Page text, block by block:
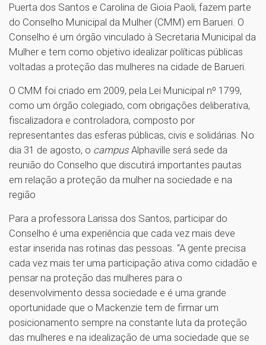
Puerta dos Santos e Carolina de Gioia Paoli, fazem parte
do Conselho Municipal da Mulher (CMM) em Barueri. O
Conselho é um órgão vinculado à Secretaria Municipal da
Mulher e tem como objetivo idealizar políticas públicas
voltadas a proteção das mulheres na cidade de Barueri.
O CMM foi criado em 2009, pela Lei Municipal nº 1799,
como um órgão colegiado, com obrigações deliberativa,
fiscalizadora e controladora, composto por
representantes das esferas públicas, civis e solidárias. No
dia 31 de agosto, o campus Alphaville será sede da
reunião do Conselho que discutirá importantes pautas
em relação a proteção da mulher na sociedade e na
região
Para a professora Larissa dos Santos, participar do
Conselho é uma experiência que cada vez mais deve
estar inserida nas rotinas das pessoas. “A gente precisa
cada vez mais ter uma participação ativa como cidadão e
pensar na proteção das mulheres para o
desenvolvimento dessa sociedade e é uma grande
oportunidade que o Mackenzie tem de firmar um
posicionamento sempre na constante luta da proteção
das mulheres e na idealização de uma sociedade que se